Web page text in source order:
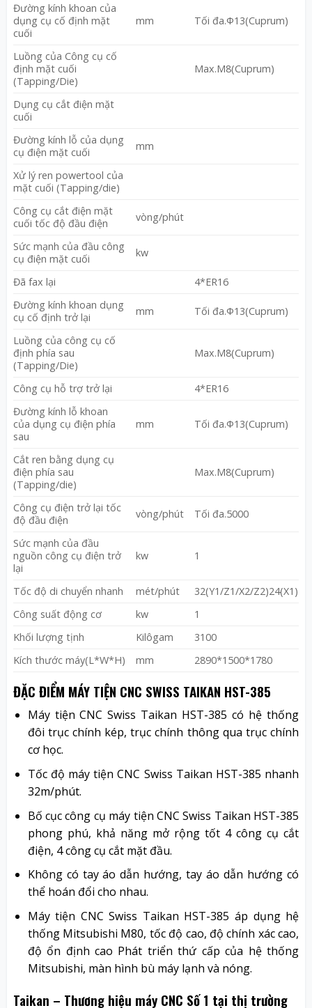
Đường kính khoan của
dụng cụ cố định mặt
cuối
mm Tối đa.Φ13(Cuprum)
Luồng của Công cụ cố
định mặt cuối
(Tapping/Die)
Max.M8(Cuprum)
Dụng cụ cắt điện mặt
cuối
Đường kính lỗ của dụng
cụ điện mặt cuối
mm
Xử lý ren powertool của
mặt cuối (Tapping/die)
Công cụ cắt điện mặt
cuối tốc độ đầu điện
vòng/phút
Sức mạnh của đầu công
cụ điện mặt cuối
kw
Đã fax lại
4*ER16
Đường kính khoan dụng
cụ cố định trở lại
mm Tối đa.Φ13(Cuprum)
Luồng của công cụ cố
định phía sau
(Tapping/Die)
Max.M8(Cuprum)
Công cụ hỗ trợ trở lại
4*ER16
Đường kính lỗ khoan
của dụng cụ điện phía
sau
mm Tối đa.Φ13(Cuprum)
Cắt ren bằng dụng cụ
điện phía sau
(Tapping/die)
Max.M8(Cuprum)
Công cụ điện trở lại tốc
độ đầu điện
vòng/phút Tối đa.5000
Sức mạnh của đầu
nguồn công cụ điện trở
lại
kw 1
Tốc độ di chuyển nhanh mét/phút
32(Y1/Z1/X2/Z2)24(X1)
Công suất động cơ
kw
1
Khối lượng tịnh
Kilôgam
3100
Kích thước máy(L*W*H)
mm 2890*1500*1780
ĐẶC ĐIỂM MÁY TIỆN CNC SWISS TAIKAN HST-385
Máy tiện CNC Swiss Taikan HST-385 có hệ thống
đôi trục chính kép, trục chính thông qua trục chính
cơ học.
Tốc độ máy tiện CNC Swiss Taikan HST-385 nhanh
32m/phút.
Bố cục công cụ máy tiện CNC Swiss Taikan HST-385
phong phú, khả năng mở rộng tốt 4 công cụ cắt
điện, 4 công cụ cắt mặt đầu.
Không có tay áo dẫn hướng, tay áo dẫn hướng có
thể hoán đổi cho nhau.
Máy tiện CNC Swiss Taikan HST-385 áp dụng hệ
thống Mitsubishi M80, tốc độ cao, độ chính xác cao,
độ ổn định cao Phát triển thứ cấp của hệ thống
Mitsubishi, màn hình bù máy lạnh và nóng.
Taikan – Thương hiệu máy CNC Số 1 tại thị trường